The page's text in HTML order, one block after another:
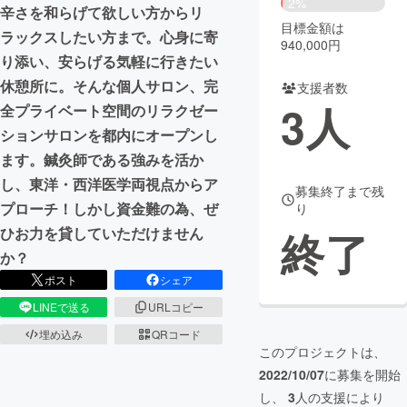
まちづくり・地域活性化
CAMPFIRE for Social Good
CAMPFIRE Creation
CAMPFIREふるさと納税machi-ya コミュニティ
辛さを和らげて欲しい方からリ
ラックスしたい方まで。心身に寄
り添い、安らげる気軽に行きたい
休憩所に。そんな個人サロン、完
全プライベート空間のリラクゼー
ションサロンを都内にオープンし
ます。鍼灸師である強みを活か
し、東洋・西洋医学両視点からア
プローチ！しかし資金難の為、ぜ
ひお力を貸していただけません
か？
ポスト
シェア
LINEで送る
URLコピー
埋め込み
QRコード
目標金額は
940,000円
支援者数
3人
募集終了まで残
り
終了
このプロジェクトは、
2022/10/07に募集を開始
し、 3人の支援により